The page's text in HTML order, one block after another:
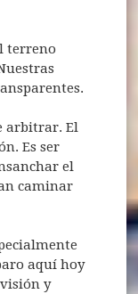
terreno
arbitrar. El
Es ser
el
caminar
aquí hoy
y